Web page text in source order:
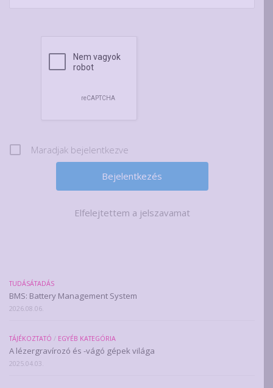
Maradjak bejelentkezve
Elfelejtettem a jelszavamat
TUDÁSÁTADÁS
BMS: Battery Management System
2026.08.06.
TÁJÉKOZTATÓ / EGYÉB KATEGÓRIA
A lézergravírozó és -vágó gépek világa
2025.04.03.